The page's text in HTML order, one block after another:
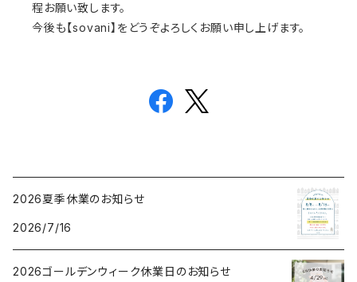
程お願い致します。
今後も【sovani】をどうぞよろしくお願い申し上げます。
2026夏季休業のお知らせ
2026/7/16
2026ゴールデンウィーク休業日のお知らせ